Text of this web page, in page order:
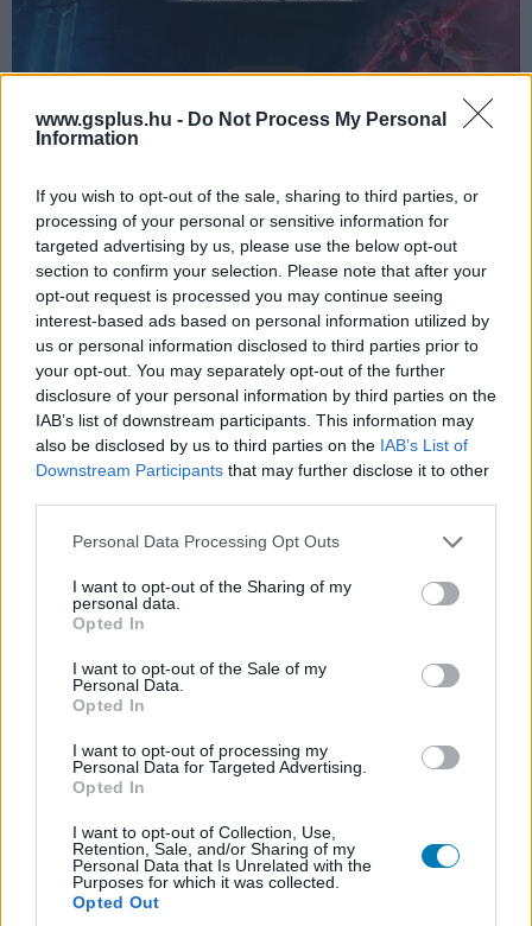
www.gsplus.hu - Do Not Process My Personal
Information
If you wish to opt-out of the sale, sharing to third parties, or
processing of your personal or sensitive information for
targeted advertising by us, please use the below opt-out
section to confirm your selection. Please note that after your
opt-out request is processed you may continue seeing
interest-based ads based on personal information utilized by
us or personal information disclosed to third parties prior to
your opt-out. You may separately opt-out of the further
disclosure of your personal information by third parties on the
IAB’s list of downstream participants. This information may
also be disclosed by us to third parties on the IAB’s List of
Downstream Participants that may further disclose it to other
Please note that this website/app uses one or more Google
not limited to your visit or usage behaviour. You may click to
grant or deny consent to Google and its third-party tags to
use your data for below specified purposes in below Google
consent section.
Personal Data Processing Opt Outs
I want to opt-out of the Sharing of my
personal data.
Opted In
I want to opt-out of the Sale of my
Personal Data.
Opted In
I want to opt-out of processing my
Personal Data for Targeted Advertising.
Opted In
I want to opt-out of Collection, Use,
Retention, Sale, and/or Sharing of my
Personal Data that Is Unrelated with the
Purposes for which it was collected.
Opted Out
Ugyanez áll az ingyen behúzható címekre is, amelyek hol
sűrűbben, hol ritkábban, de azért néhány havonta
biztosan feltűnnek az oldalon. A megszerzésükhöz
a felhasználóknak először fel kell iratkozniuk az Fanatical
hírlevelére, majd össze kell kapcsolniuk egy érvényes
Steam-fiókot. Fontos feltétel, hogy a teljesen érintetlen,
egyetlen petákot sem költő fiókoknak nem oszt lapot a
ajándékot, majd a semmilyen kiadással nem járó
vásárlási folyamat lezárása után már aktiválható is a
Steam-kulcs.
Ez alkalommal a
Horizon 2018-ban megjelent játéka, amely a klasszikus
dungeon crawlerek és a taktikai RPG-k világát vegyíti
harcokkal. A rendszer erősen épít a pozicionálásra és a
különböző képességek kombinálására, ezért az
összecsapások sokszor inkább emlékeztetnek logikai